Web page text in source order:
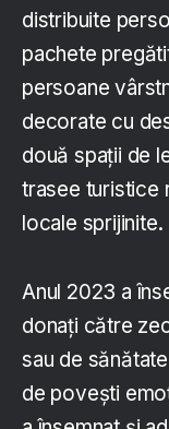
distribuite
pachete
persoane
decorate cu
două spații de
trasee turistice
locale sprijinite.
Anul 2023 a
donați către
sau de
de povești